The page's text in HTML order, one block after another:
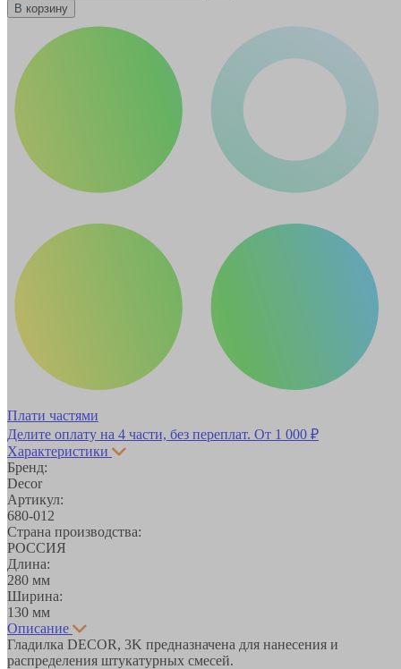
В корзину
Плати частями
Делите оплату на 4 части, без переплат. От 1 000 ₽
Характеристики
Бренд:
Decor
Артикул:
680-012
Страна производства:
РОССИЯ
Длина:
280 мм
Ширина:
130 мм
Описание
Гладилка DЕCOR, 3K предназначена для нанесения и
распределения штукатурных смесей.